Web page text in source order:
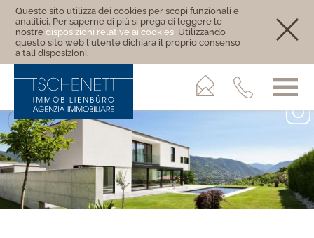
Questo sito utilizza dei cookies per scopi funzionali e
analitici. Per saperne di più si prega di leggere le
nostre disposizioni relative ai cookies. Utilizzando
questo sito web l'utente dichiara il proprio consenso
a tali disposizioni.